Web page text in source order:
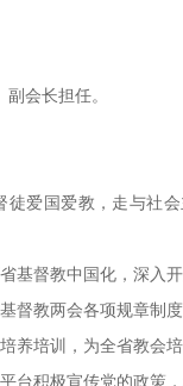
会长担任。
徒爱国爱教，走与社
基督教中国化，深入
督教两会各项规章制度
养培训，为全省教会
台积极宣传党的政策